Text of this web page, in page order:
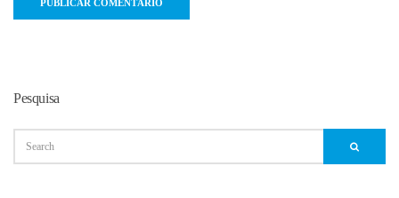
Pesquisa